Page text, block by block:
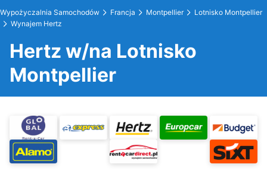
Wypożyczalnia Samochodów Francja Montpellier
Lotnisko Montpellier
Wynajem Hertz
Hertz w/na Lotnisko
Montpellier